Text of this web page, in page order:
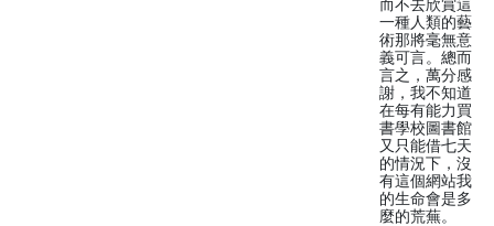
而不去欣賞這
一種人類的藝
術那將毫無意
義可言。總而
言之，萬分感
謝，我不知道
在每有能力買
書學校圖書館
又只能借七天
的情況下，沒
有這個網站我
的生命會是多
麼的荒蕪。